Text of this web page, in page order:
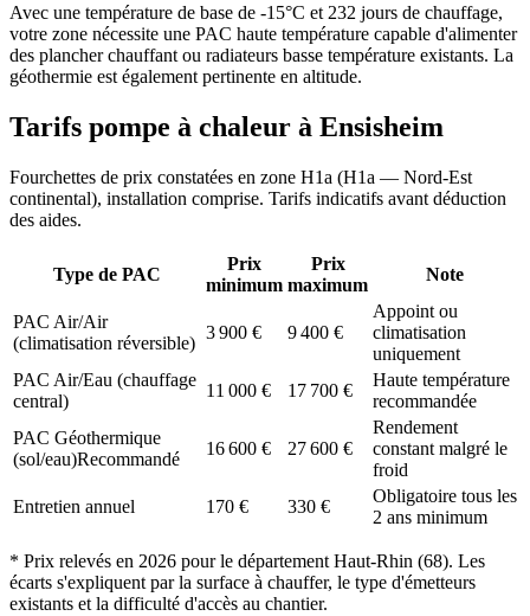
Avec une température de base de -15°C et 232 jours de chauffage,
votre zone nécessite une PAC haute température capable d'alimenter
des plancher chauffant ou radiateurs basse température existants. La
géothermie est également pertinente en altitude.
Tarifs pompe à chaleur à Ensisheim
Fourchettes de prix constatées en zone H1a (H1a — Nord-Est
continental), installation comprise. Tarifs indicatifs avant déduction
des aides.
Type de PAC
Prix
minimum
Prix
maximum
Note
PAC Air/Air
(climatisation réversible)
3 900 € 9 400 €
Appoint ou
climatisation
uniquement
PAC Air/Eau (chauffage
central)
11 000 € 17 700 €
Haute température
recommandée
PAC Géothermique
(sol/eau)Recommandé
16 600 € 27 600 €
Rendement
constant malgré le
froid
Entretien annuel
170 € 330 €
Obligatoire tous les
2 ans minimum
* Prix relevés en 2026 pour le département Haut-Rhin (68). Les
écarts s'expliquent par la surface à chauffer, le type d'émetteurs
existants et la difficulté d'accès au chantier.